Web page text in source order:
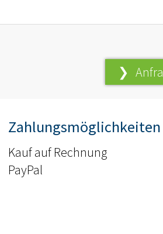
Zahlungsmöglichkeiten
Kauf auf Rechnung
PayPal